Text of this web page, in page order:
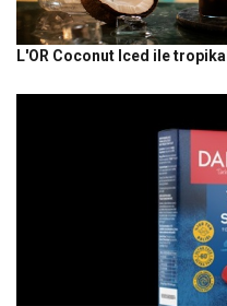
L'OR Coconut Iced ile